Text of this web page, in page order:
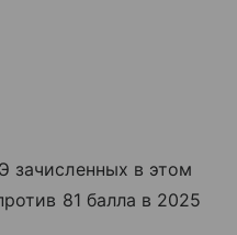
зачисленных в этом
81 балла в 2025